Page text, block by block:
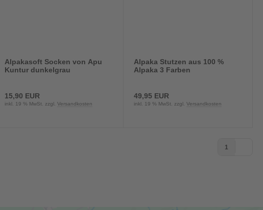
Alpakasoft Socken von Apu
Kuntur dunkelgrau
15,90 EUR
inkl. 19 % MwSt. zzgl. Versandkosten
Alpaka Stutzen aus 100 %
Alpaka 3 Farben
49,95 EUR
inkl. 19 % MwSt. zzgl. Versandkosten
1